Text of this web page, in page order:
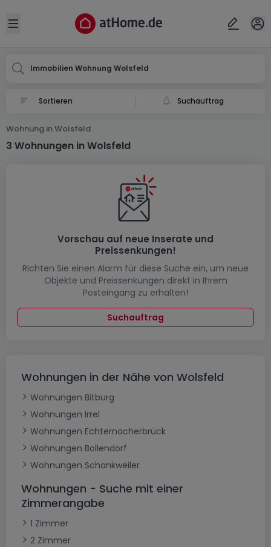
Open sidebar
Immobilien Wohnung Wolsfeld
Suchauftrag
Wohnung in Wolsfeld
3 Wohnungen in Wolsfeld
Vorschau auf neue Inserate und
Preissenkungen!
Richten Sie einen Alarm für diese Suche ein, um neue
Objekte und Preissenkungen direkt in Ihrem
Posteingang zu erhalten!
Suchauftrag
Wohnungen in der Nähe von Wolsfeld
Wohnungen Bitburg
Wohnungen Irrel
Wohnungen Echternacherbrück
Wohnungen Bollendorf
Wohnungen Schankweiler
Wohnungen - Suche mit einer
Zimmerangabe
1 Zimmer
2 Zimmer
Ort
Abbrechen ok